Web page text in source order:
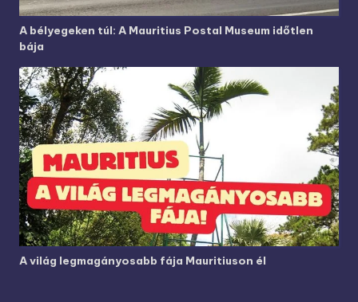
A bélyegeken túl: A Mauritius Postal Museum időtlen
bája
A világ legmagányosabb fája Mauritiuson él